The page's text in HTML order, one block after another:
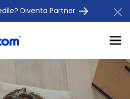
Diventa Partner